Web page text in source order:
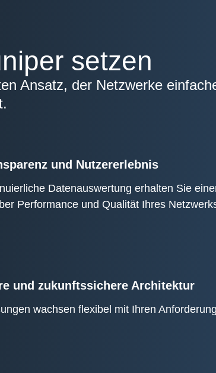
setzen
Ansatz, der Netzwerke
und Nutzererlebnis
Datenauswertung erhalten Sie
Performance und Qualität Ihres
und zukunftssichere Architektur
wachsen flexibel mit Ihren